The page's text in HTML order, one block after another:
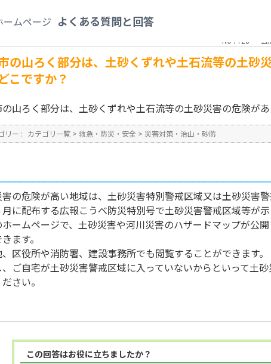
よくある質問と回答
どこですか？
No : 728
の山ろく部分は、土砂くずれや土石流等の土砂
こですか？
山ろく部分は、土砂くずれや土石流等の土砂災害の危険が
リー : カテゴリ一覧 > 救急・防災・安全 > 災害対策・治山・砂防
の危険が高い地域は、土砂災害特別警戒区域又は土砂災害警
に配布する広報こうべ防災特別号で土砂災害警戒区域等が
ームページで、土砂災害や河川災害のハザードマップが公
ます。
区役所や消防署、建設事務所でも閲覧することができます。
、ご自宅が土砂災害警戒区域に入っていないからといって土
さい。
この回答はお役に立ちましたか？